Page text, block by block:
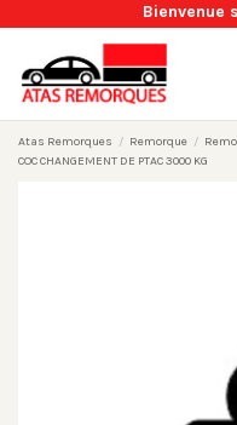
Bienvenue
Atas Remorques Remorque
COC CHANGEMENT DE PTAC 3000 KG